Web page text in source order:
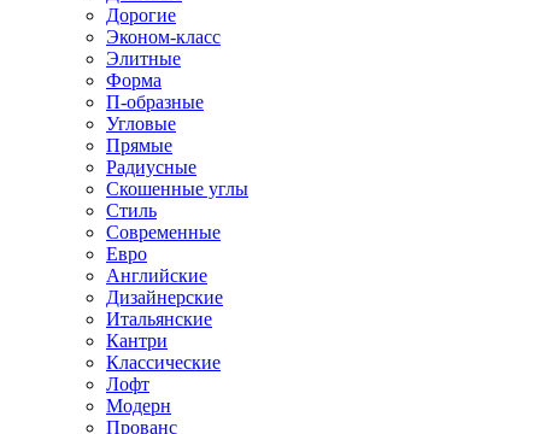
Дорогие
Эконом-класс
Элитные
Форма
П-образные
Угловые
Прямые
Радиусные
Скошенные углы
Стиль
Современные
Евро
Английские
Дизайнерские
Итальянские
Кантри
Классические
Лофт
Модерн
Прованс